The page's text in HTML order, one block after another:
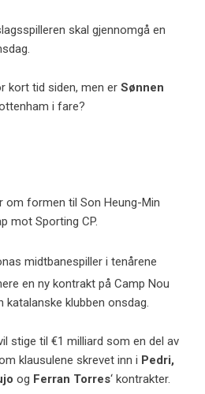
skal gjennomgå en
kort tid siden, men er Sønnen
i fare?
om formen til Son Heung-Min
mot Sporting CP.
midtbanespiller i tenårene
en ny kontrakt på Camp Nou
katalanske klubben onsdag.
stige til €1 milliard som en del av
klausulene skrevet inn i Pedri,
og Ferran Torres‘ kontrakter.